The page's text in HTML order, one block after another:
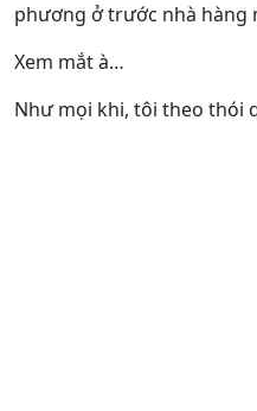
phương ở trước nhà hàng
Xem mắt à…
Như mọi khi, tôi theo thói